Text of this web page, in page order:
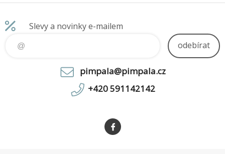
Slevy a novinky e-mailem
odebírat
pimpala@pimpala.cz
+420 591142142